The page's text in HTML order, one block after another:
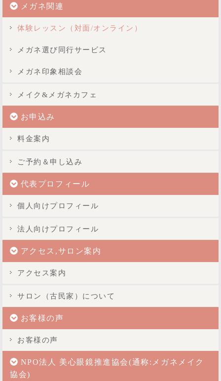
メガネ関連
体験レッスン（対面/オンライン）
メガネ選び同行サービス
メガネ印象相談会
メイク&メガネカフェ
お申込み
料金案内
ご予約＆申し込み
代表プロフィール
個人向けプロフィール
法人向けプロフィール
アクセス,サロン案内
アクセス案内
サロン（古民家）について
お客様の声
お客様の声
NPO法人 美心眼鏡推進協会(通称:メガネメイク
協会)